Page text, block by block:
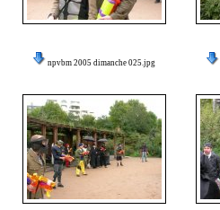
npvbm 2005 dimanche 025.jpg